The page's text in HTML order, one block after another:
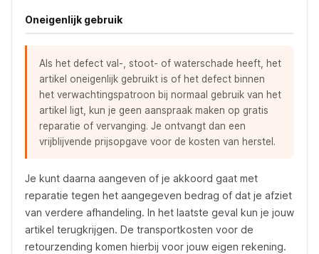
Oneigenlijk gebruik
Als het defect val-, stoot- of waterschade heeft, het
artikel oneigenlijk gebruikt is of het defect binnen
het verwachtingspatroon bij normaal gebruik van het
artikel ligt, kun je geen aanspraak maken op gratis
reparatie of vervanging. Je ontvangt dan een
vrijblijvende prijsopgave voor de kosten van herstel.
Je kunt daarna aangeven of je akkoord gaat met
reparatie tegen het aangegeven bedrag of dat je afziet
van verdere afhandeling. In het laatste geval kun je jouw
artikel terugkrijgen. De transportkosten voor de
retourzending komen hierbij voor jouw eigen rekening.